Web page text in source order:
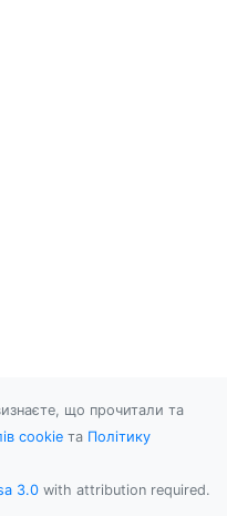
що прочитали та
cookie та Політику
3.0 with attribution required.